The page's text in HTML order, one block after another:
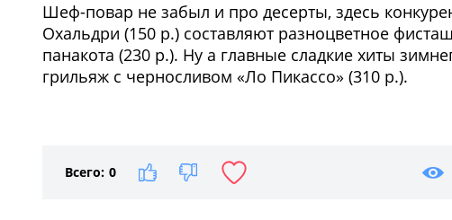
Шеф-повар не забыл и про десерты, здесь
Охальдри (150 р.) составляют разноцветное
панакота (230 р.). Ну а главные сладкие хиты
грильяж с черносливом «Ло Пикассо» (310 р.).
Всего: 0